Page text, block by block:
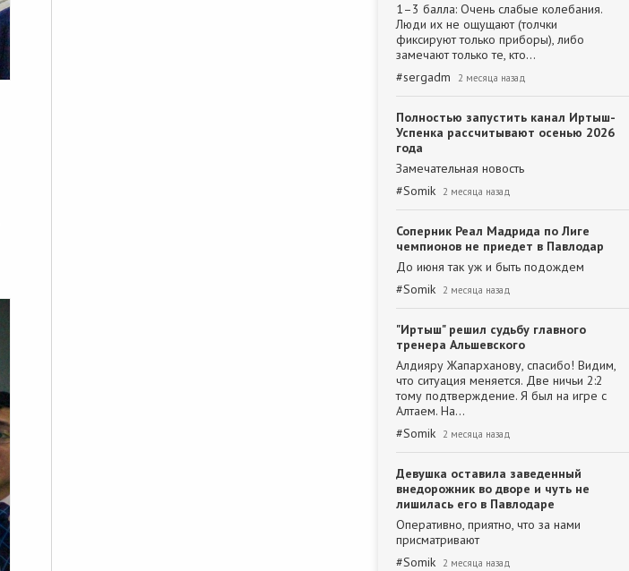
1–3 балла: Очень слабые колебания.
Люди их не ощущают (толчки
фиксируют только приборы), либо
замечают только те, кто…
#sergadm 2 месяца назад
Полностью запустить канал Иртыш-
Успенка рассчитывают осенью 2026
года
Замечательная новость
#Somik 2 месяца назад
Соперник Реал Мадрида по Лиге
чемпионов не приедет в Павлодар
До июня так уж и быть подождем
#Somik 2 месяца назад
"Иртыш" решил судьбу главного
тренера Альшевского
Алдияру Жапарханову, спасибо! Видим,
что ситуация меняется. Две ничьи 2:2
тому подтверждение. Я был на игре с
Алтаем. На…
#Somik 2 месяца назад
Девушка оставила заведенный
внедорожник во дворе и чуть не
лишилась его в Павлодаре
Оперативно, приятно, что за нами
присматривают
#Somik 2 месяца назад